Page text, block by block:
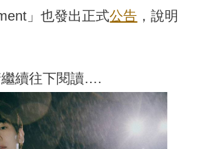
」也發出正式公告 ，說明
續往下閱讀….